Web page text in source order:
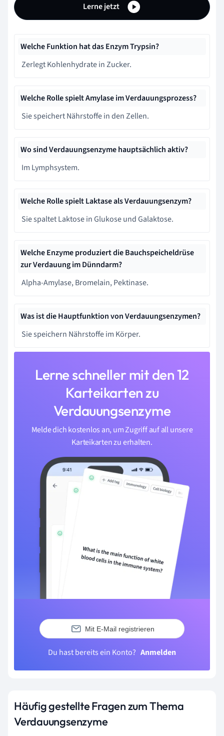
Lerne jetzt
Welche Funktion hat das Enzym Trypsin?
Zerlegt Kohlenhydrate in Zucker.
Welche Rolle spielt Amylase im Verdauungsprozess?
Sie speichert Nährstoffe in den Zellen.
Wo sind Verdauungsenzyme hauptsächlich aktiv?
Im Lymphsystem.
Welche Rolle spielt Laktase als Verdauungsenzym?
Sie spaltet Laktose in Glukose und Galaktose.
Welche Enzyme produziert die Bauchspeicheldrüse
zur Verdauung im Dünndarm?
Alpha-Amylase, Bromelain, Pektinase.
Was ist die Hauptfunktion von Verdauungsenzymen?
Sie speichern Nährstoffe im Körper.
Lerne schneller mit den 12
Karteikarten zu
Verdauungsenzyme
Melde dich kostenlos an, um Zugriff auf all unsere
Karteikarten zu erhalten.
Mit E-Mail registrieren
Du hast bereits ein Konto? Anmelden
Häufig gestellte Fragen zum Thema
Verdauungsenzyme